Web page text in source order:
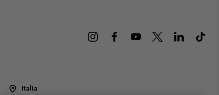
Italia